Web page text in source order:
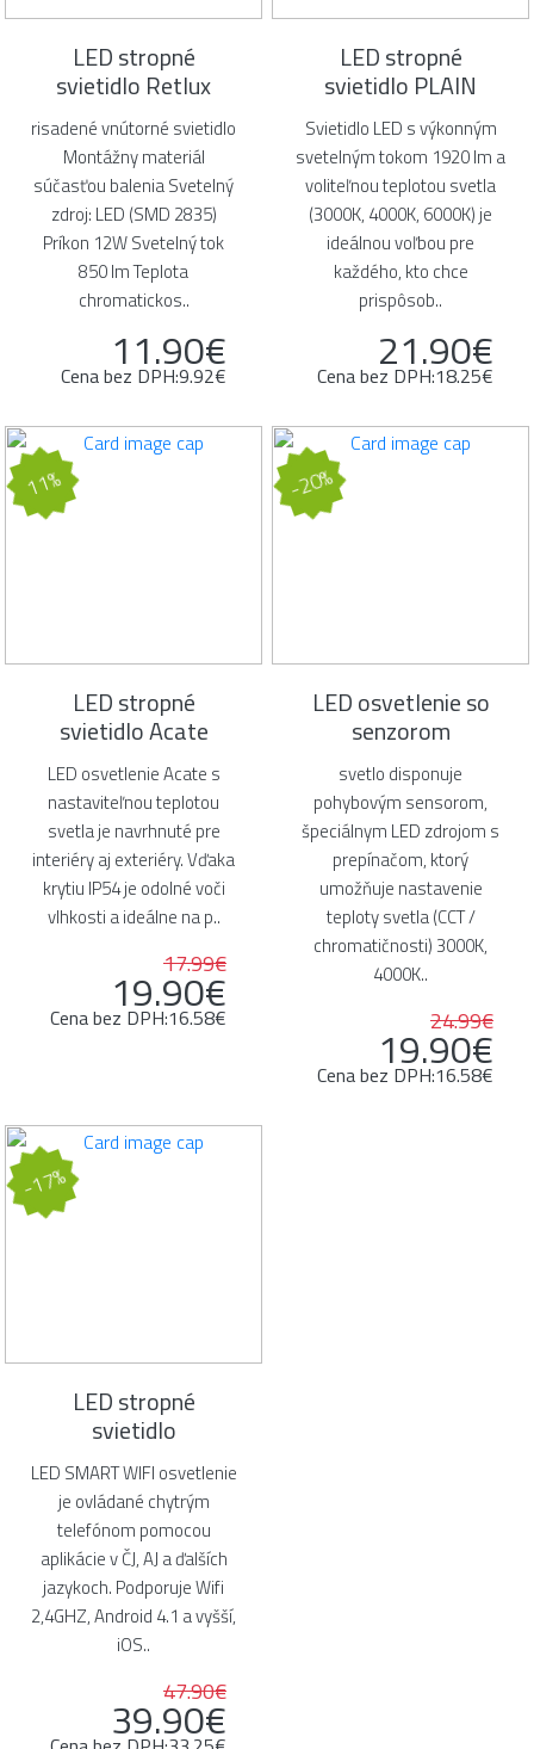
LED stropné
svietidlo Retlux
risadené vnútorné svietidlo
Montážny materiál
súčasťou balenia Svetelný
zdroj: LED (SMD 2835)
Príkon 12W Svetelný tok
850 lm Teplota
chromatickos..
11.90€
Cena bez DPH:9.92€
LED stropné
svietidlo PLAIN
Svietidlo LED s výkonným
svetelným tokom 1920 lm a
voliteľnou teplotou svetla
(3000K, 4000K, 6000K) je
ideálnou voľbou pre
každého, kto chce
prispôsob..
21.90€
Cena bez DPH:18.25€
11%
LED stropné
svietidlo Acate
LED osvetlenie Acate s
nastaviteľnou teplotou
svetla je navrhnuté pre
interiéry aj exteriéry. Vďaka
krytiu IP54 je odolné voči
vlhkosti a ideálne na p..
17.99€
19.90€
Cena bez DPH:16.58€
-20%
LED osvetlenie so
senzorom
svetlo disponuje
pohybovým sensorom,
špeciálnym LED zdrojom s
prepínačom, ktorý
umožňuje nastavenie
teploty svetla (CCT /
chromatičnosti) 3000K,
4000K..
24.99€
19.90€
Cena bez DPH:16.58€
-17%
LED stropné
svietidlo
LED SMART WIFI osvetlenie
je ovládané chytrým
telefónom pomocou
aplikácie v ČJ, AJ a ďalších
jazykoch. Podporuje Wifi
2,4GHZ, Android 4.1 a vyšší,
iOS..
47.90€
39.90€